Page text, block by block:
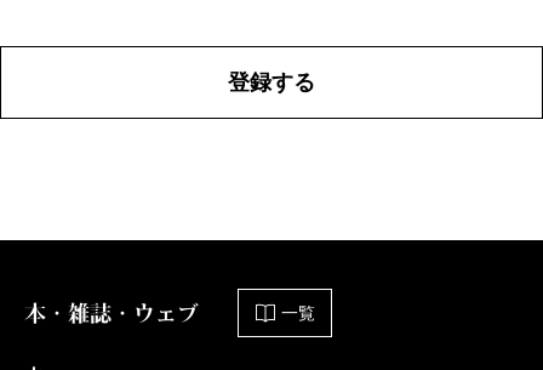
登録する
本・雑誌・ウェブ 一覧